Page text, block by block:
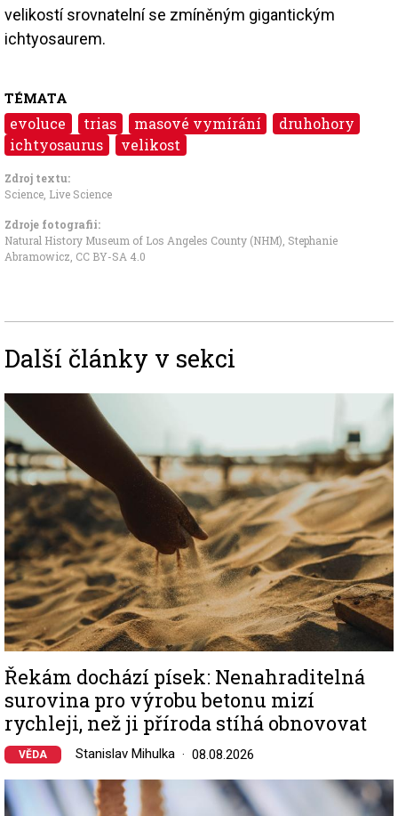
velikostí srovnatelní se zmíněným gigantickým
ichtyosaurem.
TÉMATA
evoluce trias masové vymírání
druhohory
ichtyosaurus
velikost
Zdroj textu:
Science Live Science
Zdroje fotografii:
Natural History Museum of Los Angeles County (NHM), Stephanie
Abramowicz CC BY-SA 4.0
Další články v sekci
Image
Řekám dochází písek: Nenahraditelná
surovina pro výrobu betonu mizí
rychleji, než ji příroda stíhá obnovovat
VĚDA Stanislav Mihulka 08.08.2026
Image